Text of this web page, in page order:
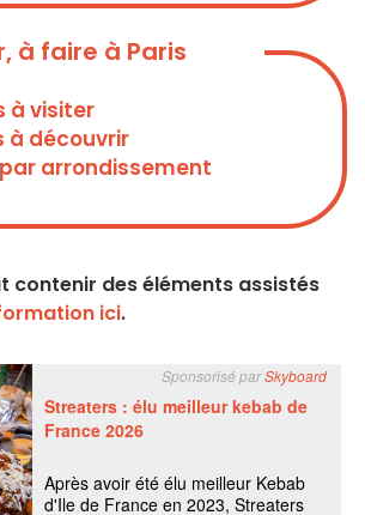
à faire à Paris
à visiter
à découvrir
arrondissement
contenir des éléments assistés
ici.